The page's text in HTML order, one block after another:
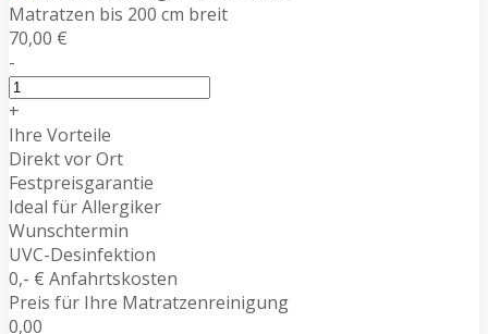
Matratzen bis 200 cm breit
70,00 €
-
+
Ihre Vorteile
Direkt vor Ort
Festpreisgarantie
Ideal für Allergiker
Wunschtermin
UVC-Desinfektion
0,- € Anfahrtskosten
Preis für Ihre Matratzenreinigung
0,00